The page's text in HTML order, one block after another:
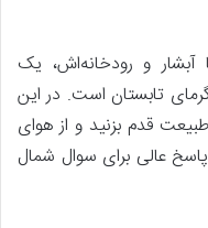
و رودخانه‌اش، یک
تابستان است. در این
قدم بزنید و از هوای
عالی برای سوال شمال